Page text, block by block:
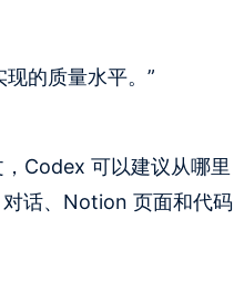
的质量水平。”
Codex 可以建议从哪里
话、Notion 页面和代码